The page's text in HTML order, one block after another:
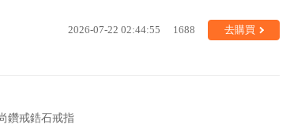
2026-07-22 02:44:55 1688 去購買
鑽戒鋯石戒指